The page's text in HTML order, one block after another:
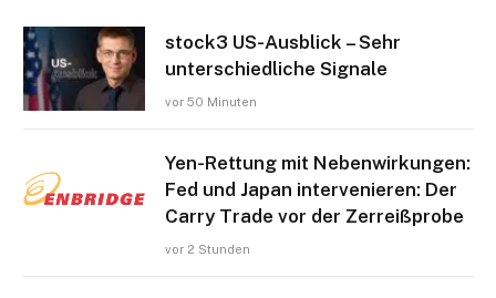
stock3 US-Ausblick – Sehr
unterschiedliche Signale
vor 50 Minuten
Yen-Rettung mit Nebenwirkungen:
Fed und Japan intervenieren: Der
Carry Trade vor der Zerreißprobe
vor 2 Stunden